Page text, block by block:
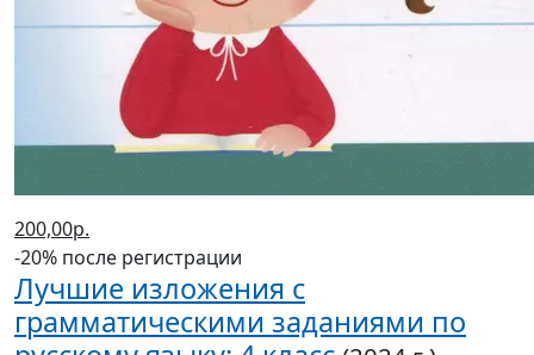
200,00р.
-20% после регистрации
Лучшие изложения с
грамматическими заданиями по